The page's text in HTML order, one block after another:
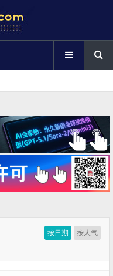
按日期 按人气